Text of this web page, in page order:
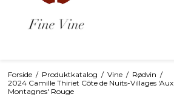
Forside / Produktkatalog / Vine / Rødvin /
2024 Camille Thiriet Côte de Nuits-Villages 'Aux
Montagnes' Rouge